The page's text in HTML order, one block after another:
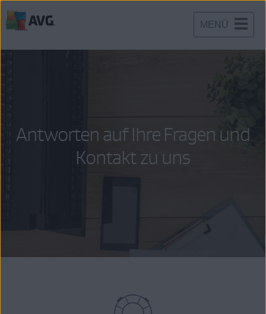
MENÜ
zum
Antworten auf Ihre Fragen und
Kontakt zu uns